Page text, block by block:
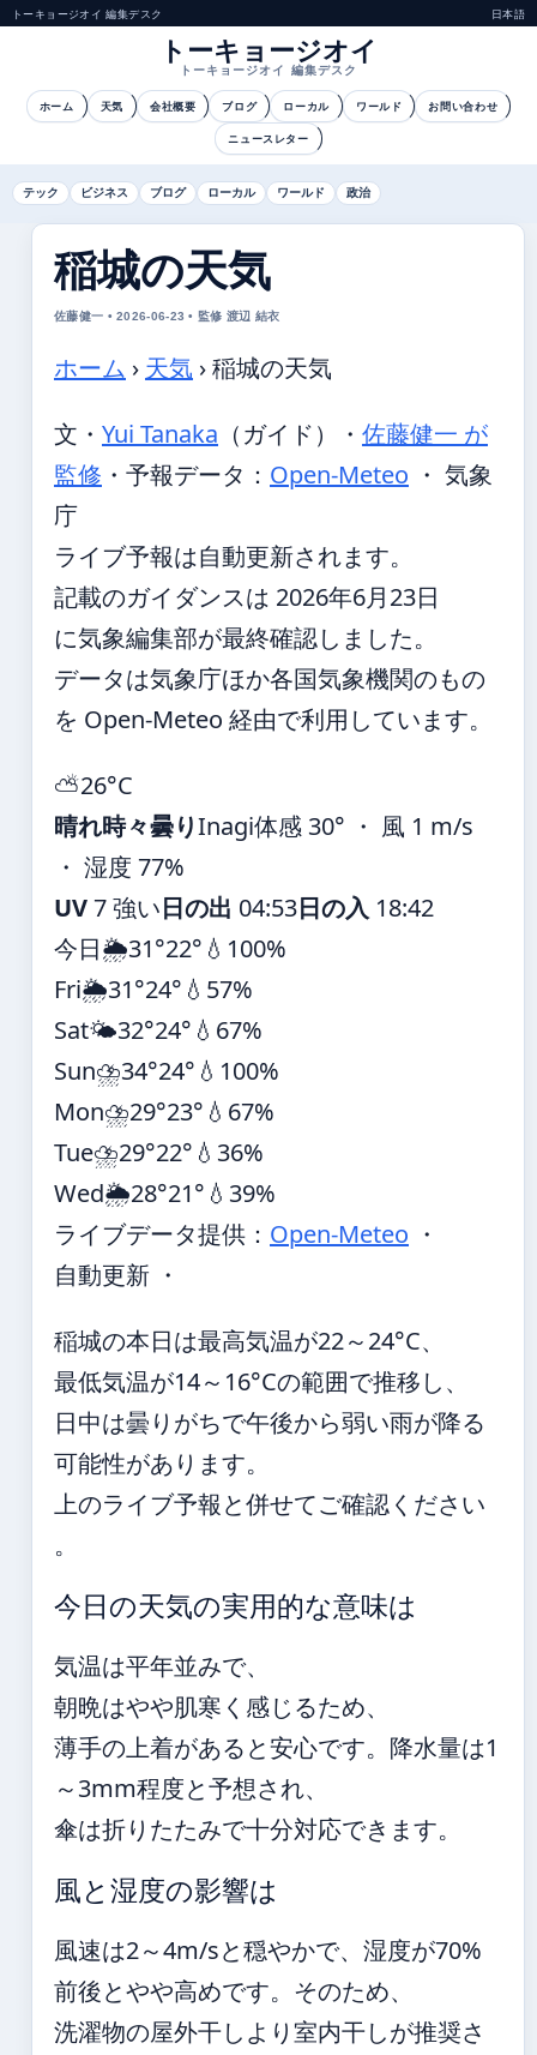
トーキョージオイ 編集デスク 日本語
トーキョージオイ
トーキョージオイ 編集デスク
ホーム 天気 会社概要 ブログ ローカル ワールド お問い合わせ
ニュースレター
テック ビジネス ブログ ローカル ワールド 政治
稲城の天気
佐藤健一 • 2026-06-23 • 監修 渡辺 結衣
ホーム › 天気 ›稲城の天気
文・ Yui Tanaka （ガイド） ・ 佐藤健一 が
監修 ・ 予報データ： Open-Meteo ・ 気象
庁
ライブ予報は自動更新されます。
記載のガイダンスは 2026年6月23日
に気象編集部が最終確認しました。
データは気象庁ほか各国気象機関のもの
を Open-Meteo 経由で利用しています。
⛅26°C
晴れ時々曇りInagi体感 30° ・ 風 1 m/s
・ 湿度 77%
UV7 強い日の出 04:53日の入 18:42
今日🌦️31°22° 💧100%
Fri🌦️31°24° 💧57%
Sat🌤️32°24° 💧67%
Sun⛈️34°24° 💧100%
Mon⛈️29°23° 💧67%
Tue⛈️29°22° 💧36%
Wed🌦️28°21° 💧39%
ライブデータ提供： Open-Meteo ・
自動更新 ・
稲城の本日は最高気温が22～24°C、
最低気温が14～16°Cの範囲で推移し、
日中は曇りがちで午後から弱い雨が降る
可能性があります。
上のライブ予報と併せてご確認ください
。
今日の天気の実用的な意味は
気温は平年並みで、
朝晩はやや肌寒く感じるため、
薄手の上着があると安心です。降水量は1
～3mm程度と予想され、
傘は折りたたみで十分対応できます。
風と湿度の影響は
風速は2～4m/sと穏やかで、湿度が70%
前後とやや高めです。そのため、
洗濯物の屋外干しより室内干しが推奨さ